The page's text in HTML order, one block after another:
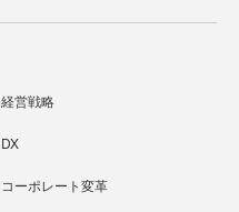
経営戦略
DX
コーポレート変革